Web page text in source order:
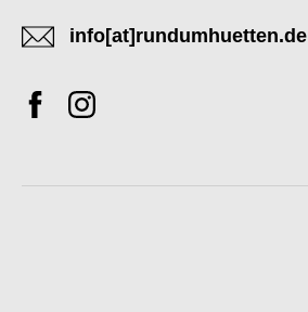
info[at]rundumhuetten.de